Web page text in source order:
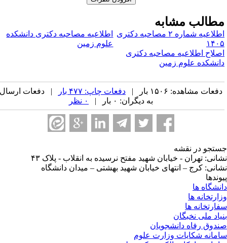
مشابه
اطلاعیه شماره ۲ مصاحبه دکتری اطلاعیه مصاحبه دکتری دانشکده
علوم زمین
اطلاعیه مصاحبه دکتری
علوم زمین
دفعات مشاهده: ۱۵۰۶ بار | دفعات چاپ: ۴۷۷ بار
| دفعات ارسال
به دیگران: ۰ بار |
در نقشه
تهران - خیابان شهید مفتح نرسیده به انقلاب - پلاک ۴۳
کرج – انتهای خیابان شهید بهشتی – میدان دانشگاه
ها
ها
ها
ملی نخبگان
رفاه دانشجویان
شکایات وزارت علوم